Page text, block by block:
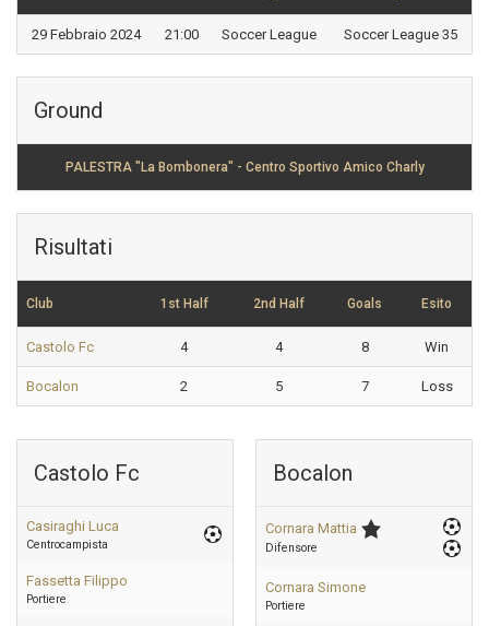
29 Febbraio 2024 21:00 Soccer League Soccer League 35
Ground
PALESTRA "La Bombonera" - Centro Sportivo Amico Charly
Risultati
Club 1st Half 2nd Half Goals Esito
Castolo Fc 4 4 8 Win
Bocalon 2 5 7 Loss
Castolo Fc
Casiraghi Luca
Centrocampista
Fassetta Filippo
Portiere
Bocalon
Cornara Mattia
Difensore
Cornara Simone
Portiere